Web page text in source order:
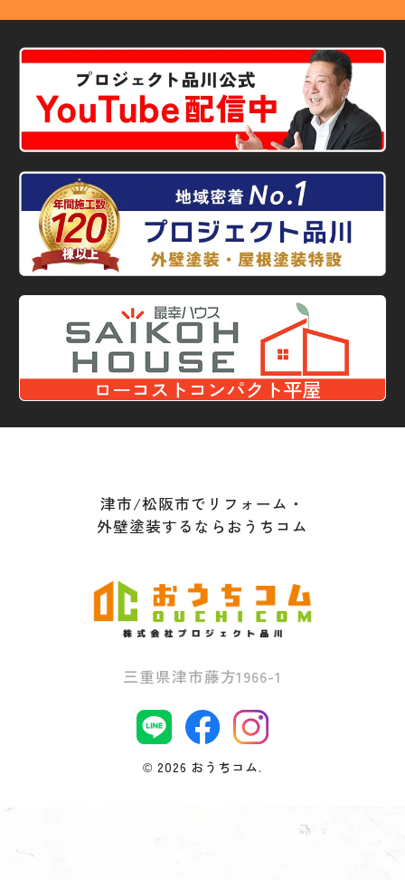
津市/松阪市でリフォーム・
外壁塗装するならおうちコム
三重県津市藤方1966-1
© 2026 おうちコム.